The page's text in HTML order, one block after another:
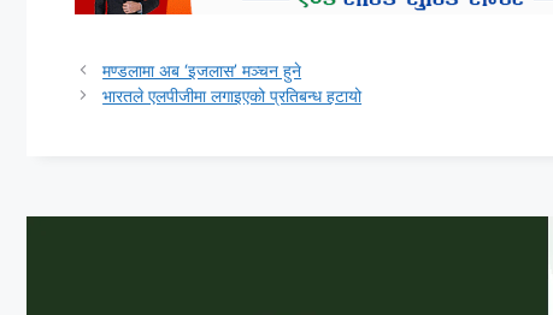
मण्डलामा अब ‘इजलास’ मञ्चन हुने
भारतले एलपीजीमा लगाइएको प्रतिबन्ध हटायो